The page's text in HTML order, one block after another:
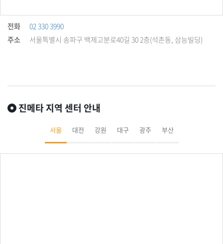
전화
02 330 3990
주소
서울특별시 송파구 백제고분로40길 30 2층(석촌동, 삼능빌딩)
진메타 지역 센터 안내
서울 대전 강원 대구 광주 부산